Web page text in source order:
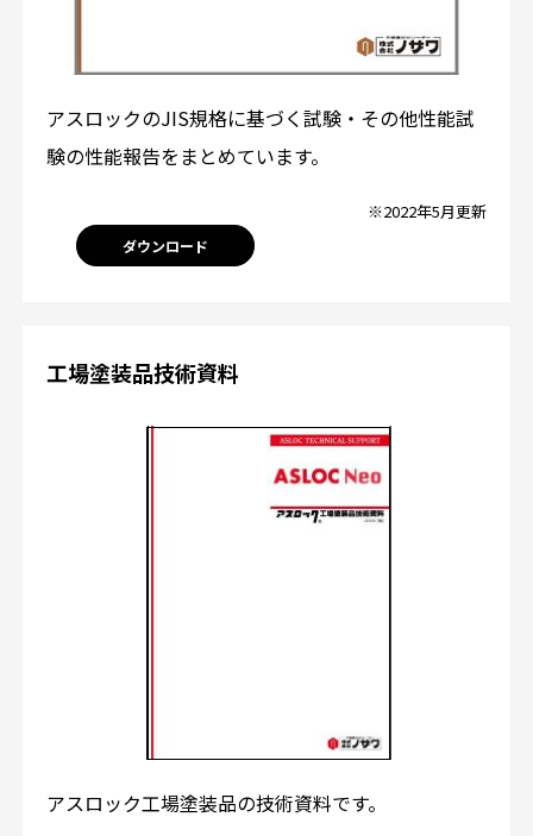
アスロックのJIS規格に基づく試験・その他性能試
験の性能報告をまとめています。
※2022年5月更新
ダウンロード
工場塗装品技術資料
アスロック工場塗装品の技術資料です。